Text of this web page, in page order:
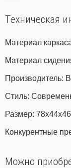
Техническая
Материал
Материал
Производитель:
Стиль:
Размер:
Конкурентные
Можно